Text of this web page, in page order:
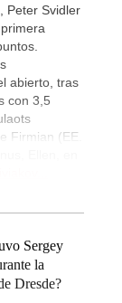
Peter Svidler
abierto, tras
con 3,5
Firmian (EE.
Sergey
la
Dresde?